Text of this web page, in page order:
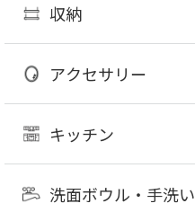
収納
アクセサリー
キッチン
洗面ボウル・手洗い